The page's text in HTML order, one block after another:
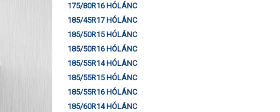
175/80R16 HÓLÁNC
185/45R17 HÓLÁNC
185/50R15 HÓLÁNC
185/50R16 HÓLÁNC
185/55R14 HÓLÁNC
185/55R15 HÓLÁNC
185/55R16 HÓLÁNC
185/60R14 HÓLÁNC